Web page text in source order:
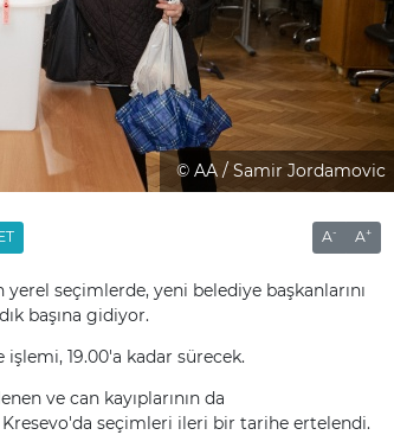
© AA / Samir Jordamovic
A- A+
seçimlerde, yeni belediye başkanlarını
başına gidiyor.
19.00'a kadar sürecek.
ve can kayıplarının da
seçimleri ileri bir tarihe ertelendi.